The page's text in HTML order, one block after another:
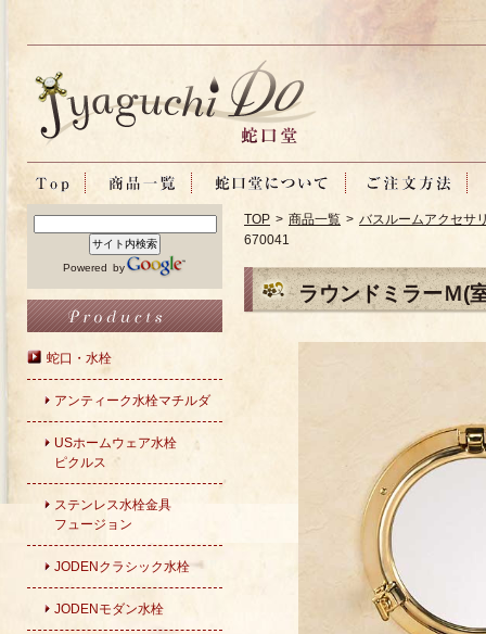
Powered by
蛇口・水栓
アンティーク水栓マチルダ
USホームウェア水栓
ピクルス
ステンレス水栓金具
フュージョン
JODENクラシック水栓
JODENモダン水栓
TOP > 商品一覧 > バスルームアクセサ
670041
ラウンドミラーＭ(